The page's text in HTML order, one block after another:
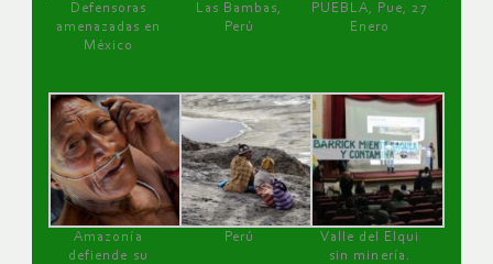
Defensoras
amenazadas en
México
Las Bambas,
Perú
PUEBLA, Pue, 27
Enero
Amazonía
defiende su
Perú
Valle del Elqui
sin minería.